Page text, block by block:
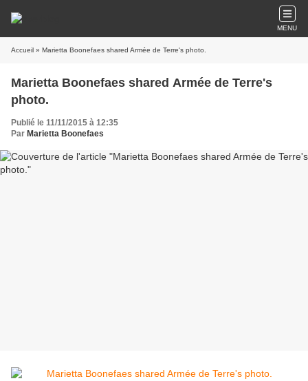
MENU
Accueil » Marietta Boonefaes shared Armée de Terre's photo.
Marietta Boonefaes shared Armée de Terre's
photo.
Publié le 11/11/2015 à 12:35
Par Marietta Boonefaes